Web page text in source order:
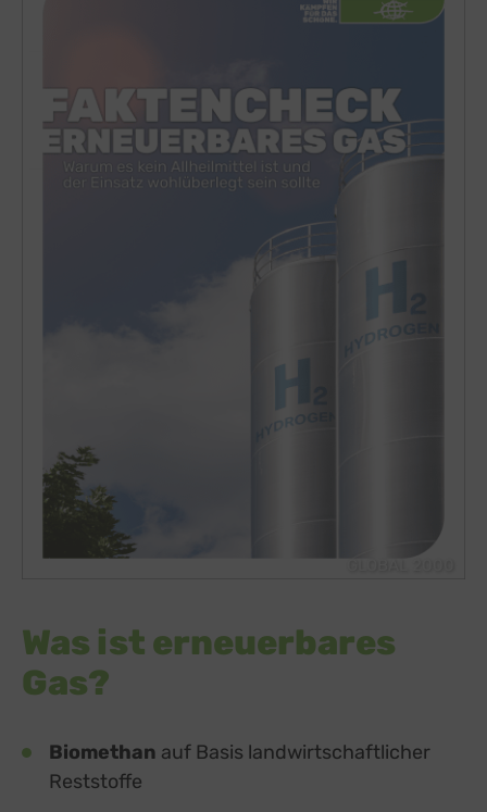
Was ist erneuerbares
Gas?
Biomethan auf Basis landwirtschaftlicher
Reststoffe